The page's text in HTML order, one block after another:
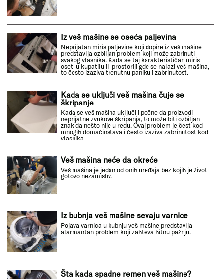
Iz veš mašine se oseća paljevina
Neprijatan miris paljevine koji dopire iz veš mašine
predstavlja ozbiljan problem koji može zabrinuti
svakog vlasnika. Kada se taj karakterističan miris
oseti u kupatilu ili prostoriji gde se nalazi veš mašina,
to često izaziva trenutnu paniku i zabrinutost.
Kada se uključi veš mašina čuje se
škripanje
Kada se veš mašina uključi i počne da proizvodi
neprijatne zvukove škripanja, to može biti ozbiljan
znak da nešto nije u redu. Ovaj problem je čest kod
mnogih domaćinstava i često izaziva zabrinutost kod
vlasnika.
Veš mašina neće da okreće
Veš mašina je jedan od onih uređaja bez kojih je život
gotovo nezamisliv.
Iz bubnja veš mašine sevaju varnice
Pojava varnica u bubnju veš mašine predstavlja
alarmantan problem koji zahteva hitnu pažnju.
Šta kada spadne remen veš mašine?